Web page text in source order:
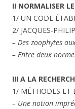
II NORMALISER
1/ UN CODE
2/ JACQUES-
– Des zoophytes
– Entre deux
III A LA
1/ MÉTHODES ET
– Une notion